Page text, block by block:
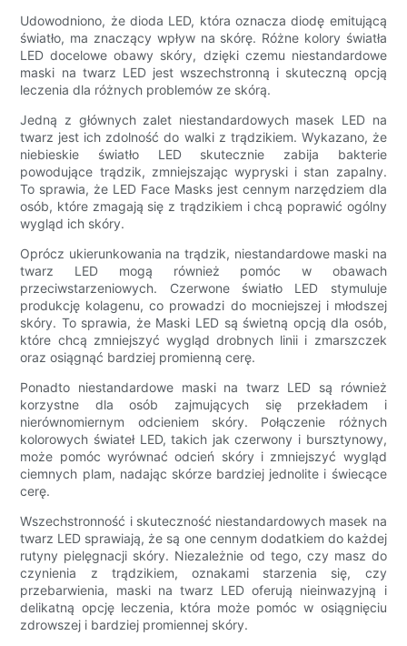
Udowodniono, że dioda LED, która oznacza diodę emitującą
światło, ma znaczący wpływ na skórę. Różne kolory światła
LED docelowe obawy skóry, dzięki czemu niestandardowe
maski na twarz LED jest wszechstronną i skuteczną opcją
leczenia dla różnych problemów ze skórą.
Jedną z głównych zalet niestandardowych masek LED na
twarz jest ich zdolność do walki z trądzikiem. Wykazano, że
niebieskie światło LED skutecznie zabija bakterie
powodujące trądzik, zmniejszając wypryski i stan zapalny.
To sprawia, że ​​LED Face Masks jest cennym narzędziem dla
osób, które zmagają się z trądzikiem i chcą poprawić ogólny
wygląd ich skóry.
Oprócz ukierunkowania na trądzik, niestandardowe maski na
twarz LED mogą również pomóc w obawach
przeciwstarzeniowych. Czerwone światło LED stymuluje
produkcję kolagenu, co prowadzi do mocniejszej i młodszej
skóry. To sprawia, że ​​Maski LED są świetną opcją dla osób,
które chcą zmniejszyć wygląd drobnych linii i zmarszczek
oraz osiągnąć bardziej promienną cerę.
Ponadto niestandardowe maski na twarz LED są również
korzystne dla osób zajmujących się przekładem i
nierównomiernym odcieniem skóry. Połączenie różnych
kolorowych świateł LED, takich jak czerwony i bursztynowy,
może pomóc wyrównać odcień skóry i zmniejszyć wygląd
ciemnych plam, nadając skórze bardziej jednolite i świecące
cerę.
Wszechstronność i skuteczność niestandardowych masek na
twarz LED sprawiają, że są one cennym dodatkiem do każdej
rutyny pielęgnacji skóry. Niezależnie od tego, czy masz do
czynienia z trądzikiem, oznakami starzenia się, czy
przebarwienia, maski na twarz LED oferują nieinwazyjną i
delikatną opcję leczenia, która może pomóc w osiągnięciu
zdrowszej i bardziej promiennej skóry.